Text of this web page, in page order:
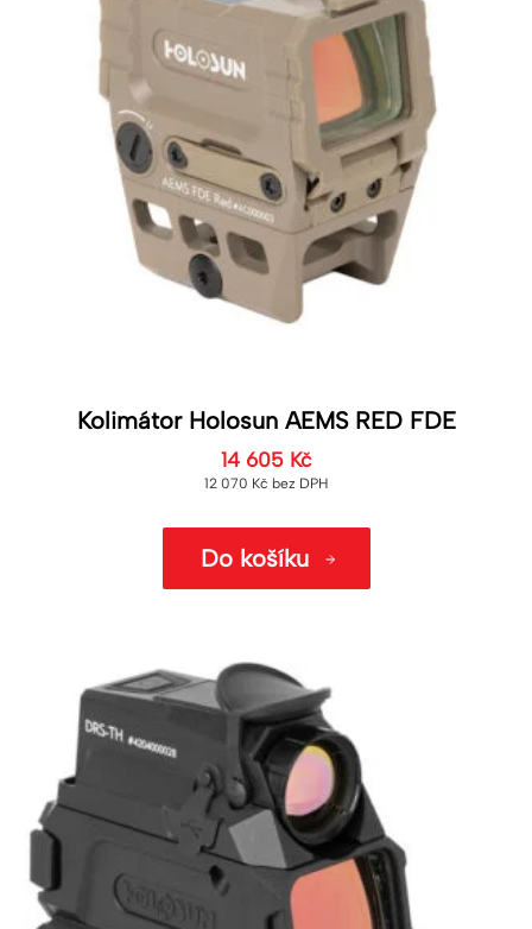
Kolimátor Holosun AEMS RED FDE
14 605 Kč
12 070 Kč bez DPH
Do košíku